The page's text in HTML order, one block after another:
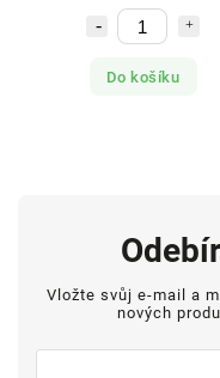
Do košíku
Vložte svůj e-mail a
nových